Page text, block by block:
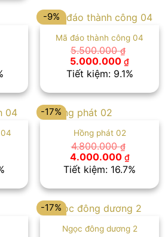
₫.
₫.
-9%
Mã đáo thành công 04
5.500.000₫
Giá
gốc
là:
5.000.000 ₫Giá
hiện
tại
Tiết kiệm: 9.1%
₫.
-17%
Hồng phát 02
4.800.000₫
Giá
gốc
là:
4.000.000 ₫Giá
hiện
tại
Tiết kiệm: 16.7%
-17%
Ngọc đông dương 2